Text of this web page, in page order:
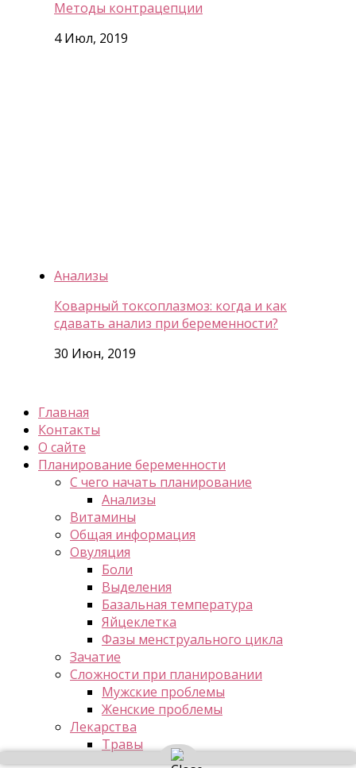
Методы контрацепции
4 Июл, 2019
Анализы
Коварный токсоплазмоз: когда и как
сдавать анализ при беременности?
30 Июн, 2019
Главная
Контакты
О сайте
Планирование беременности
С чего начать планирование
Анализы
Витамины
Общая информация
Овуляция
Боли
Выделения
Базальная температура
Яйцеклетка
Фазы менструального цикла
Зачатие
Сложности при планировании
Мужские проблемы
Женские проблемы
Лекарства
Травы
Можно ли при беременности